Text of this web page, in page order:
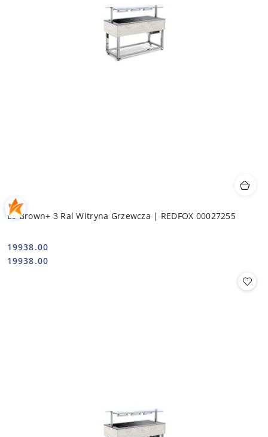
Es Brown+ 3 Ral Witryna Grzewcza | REDFOX 00027255
Cena:
19938.00
Cena:
19938.00